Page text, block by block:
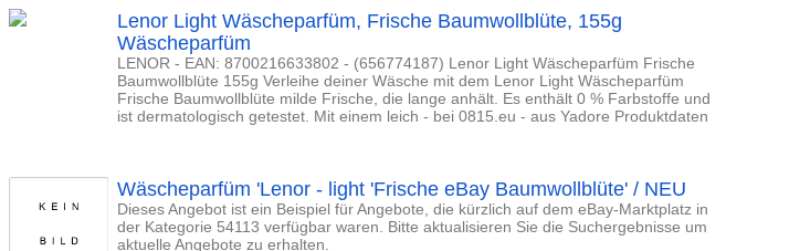
Lenor Light Wäscheparfüm, Frische Baumwollblüte, 155g
Wäscheparfüm
LENOR - EAN: 8700216633802 - (656774187) Lenor Light Wäscheparfüm Frische
Baumwollblüte 155g Verleihe deiner Wäsche mit dem Lenor Light Wäscheparfüm
Frische Baumwollblüte milde Frische, die lange anhält. Es enthält 0 % Farbstoffe und
ist dermatologisch getestet. Mit einem leich - bei 0815.eu - aus Yadore Produktdaten
Wäscheparfüm 'Lenor - light 'Frische eBay Baumwollblüte' / NEU
Dieses Angebot ist ein Beispiel für Angebote, die kürzlich auf dem eBay-Marktplatz in
der Kategorie 54113 verfügbar waren. Bitte aktualisieren Sie die Suchergebnisse um
aktuelle Angebote zu erhalten.